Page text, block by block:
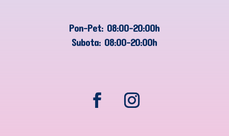
Pon-Pet: 08:00-20:00h
Subota: 08:00-20:00h